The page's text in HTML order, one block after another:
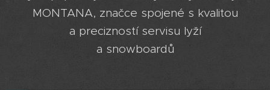
MONTANA, značce spojené s kvalitou
a precizností servisu lyží
a snowboardů